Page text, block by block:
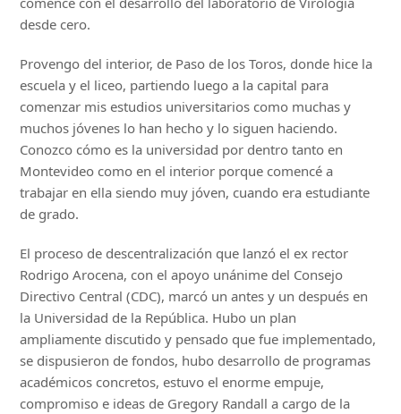
desde cero.
Provengo del interior, de Paso de los Toros, donde hice la
escuela y el liceo, partiendo luego a la capital para
comenzar mis estudios universitarios como muchas y
muchos jóvenes lo han hecho y lo siguen haciendo.
Conozco cómo es la universidad por dentro tanto en
Montevideo como en el interior porque comencé a
trabajar en ella siendo muy jóven, cuando era estudiante
de grado.
El proceso de descentralización que lanzó el ex rector
Rodrigo Arocena, con el apoyo unánime del Consejo
Directivo Central (CDC), marcó un antes y un después en
la Universidad de la República. Hubo un plan
ampliamente discutido y pensado que fue implementado,
se dispusieron de fondos, hubo desarrollo de programas
académicos concretos, estuvo el enorme empuje,
compromiso e ideas de Gregory Randall a cargo de la